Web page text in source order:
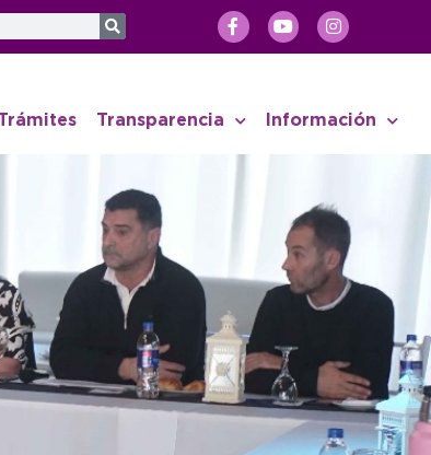
Transparencia Información